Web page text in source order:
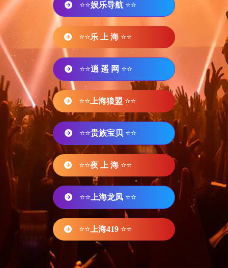
⭐⭐娱乐导航 ⭐⭐
⭐⭐乐 上 海 ⭐⭐
⭐⭐逍 遥 网 ⭐⭐
⭐⭐ 上海狼盟 ⭐⭐
⭐⭐贵族宝贝 ⭐⭐
⭐⭐夜 上 海 ⭐⭐
⭐⭐ 上海龙凤 ⭐⭐
⭐⭐ 上海419 ⭐⭐